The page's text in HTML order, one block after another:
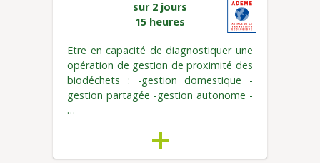
sur 2 jours
15 heures
Etre en capacité de diagnostiquer une
opération de gestion de proximité des
biodéchets : -gestion domestique -
gestion partagée -gestion autonome -
…
+